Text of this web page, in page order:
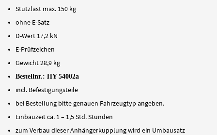
Stützlast max. 150 kg
ohne E-Satz
D-Wert 17,2 kN
E-Prüfzeichen
Gewicht 28,9 kg
Bestellnr.: HY 54002a
incl. Befestigungsteile
bei Bestellung bitte genauen Fahrzeugtyp angeben.
Einbauzeit ca. 1 – 1,5 Std. Stunden
zum Verbau dieser Anhängerkupplung wird ein Umbausatz